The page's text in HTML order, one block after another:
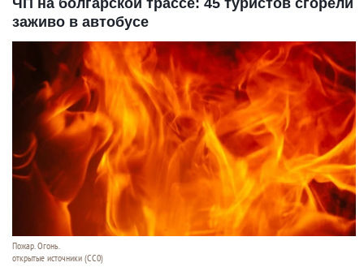
заживо в автобусе
Пожар. Огонь.
открытые источники (CC0)